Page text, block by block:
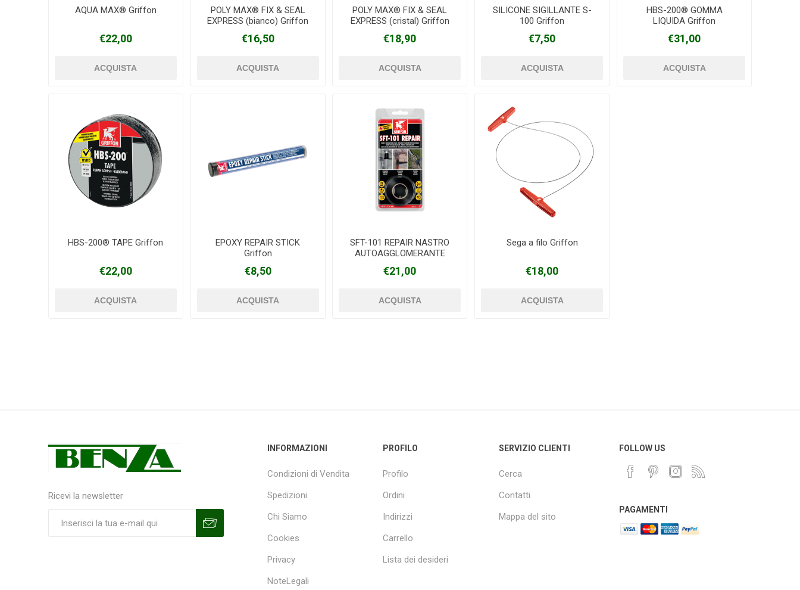
AQUA MAX® Griffon
€22,00
POLY MAX® FIX & SEAL
EXPRESS (bianco) Griffon
€16,50
POLY MAX® FIX & SEAL
EXPRESS (cristal) Griffon
€18,90
SILICONE SIGILLANTE S-
100 Griffon
€7,50
HBS-200® GOMMA
LIQUIDA Griffon
€31,00
HBS-200® TAPE Griffon
€22,00
EPOXY REPAIR STICK
Griffon
€8,50
SFT-101 REPAIR NASTRO
AUTOAGGLOMERANTE
€21,00
Sega a filo Griffon
€18,00
Ricevi la newsletter
INFORMAZIONI
Condizioni di Vendita
Spedizioni
Chi Siamo
Cookies
Privacy
NoteLegali
PROFILO
Profilo
Ordini
Indirizzi
Carrello
Lista dei desideri
SERVIZIO CLIENTI
Cerca
Contatti
Mappa del sito
FOLLOW US
PAGAMENTI